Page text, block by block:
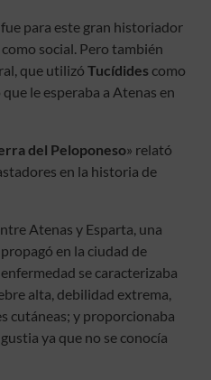
para este gran historiador
social. Pero también
que utilizóTucídides como
le esperaba a Atenas en
del Peloponeso» relató
en la historia de
Atenas y Esparta, una
en la ciudad de
se caracterizaba
alta, debilidad extrema,
cutáneas; y proporcionaba
ya que no se conocía